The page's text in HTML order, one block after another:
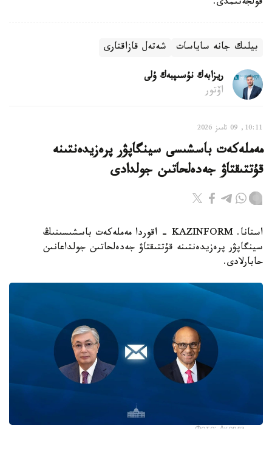
بيلىك جانە ساياسات شەتەل قازاقتارى
ريزابەك نۇسىپبەك ۇلى
اۆتور
10:11, 09 تامىز 2026
مەملەكەت باسشىسى سينگاپۋر پرەزيدەنتىنە
قۇتتىقتاۋ جەدەلحاتىن جولدادى
استانا. KAZINFORM - اقوردا مەملەكەت باسشىسىنىڭ
سينگاپۋر پرەزيدەنتىنە قۇتتىقتاۋ جەدەلحاتىن جولداعانىن
حابارلادى.
Фото: Ақорда